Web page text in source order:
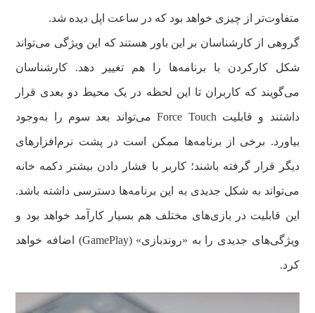
متفاوت‌تر از چیزی خواهد بود که در ساعت اپل دیده شد.
گروهی از کارشناسان بر این باور هستند که این ویژگی می‌تواند
شکل کارکردن با برنامه‌ها را هم تغییر دهد. کارشناسان
می‌گویند که کاربران تا این لحظه در یک محیط دو بعدی قرار
داشتند و قابلیت Force Touch می‌تواند بعد سوم را به‌وجود
بیاورد. برخی از برنامه‌ها ممکن است در پشت نرم‌افزارهای
دیگر قرار گرفته باشند؛ کاربر با فشار دادن بیشتر دکمه خانه
می‌تواند به شکل جدیدی به این برنامه‌ها دسترسی داشته باشد.
این قابلیت در بازی‌های مختلف هم بسیار کارآمد خواهد بود و
ویژگی‌های جدیدی را به «روندبازی» (GamePlay) اضافه خواهد
کرد.